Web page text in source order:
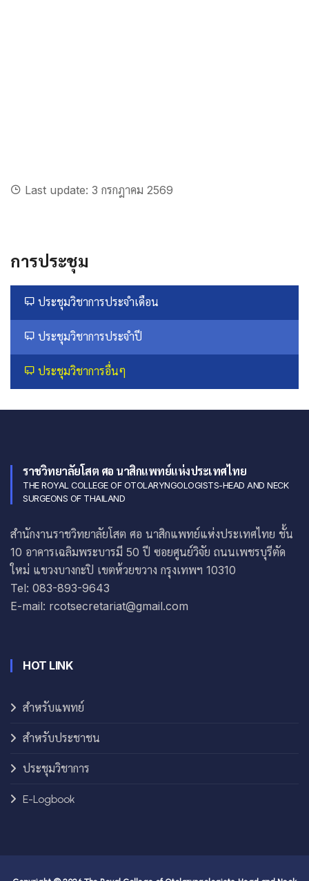
การประชุม
ประชุมวิชาการประจำเดือน
ประชุมวิชาการประจำปี
ประชุมวิชาการอื่นๆ
Last update: 3 กรกฎาคม 2569
ราชวิทยาลัยโสต ศอ นาสิกแพทย์แห่งประเทศไทย
THE ROYAL COLLEGE OF OTOLARYNGOLOGISTS-HEAD AND NECK
SURGEONS OF THAILAND
สำนักงานราชวิทยาลัยโสต ศอ นาสิกแพทย์แห่งประเทศไทย ชั้น
10 อาคารเฉลิมพระบารมี 50 ปี ซอยศูนย์วิจัย ถนนเพชรบุรีตัด
ใหม่ แขวงบางกะปิ เขตห้วยขวาง กรุงเทพฯ 10310
Tel: 083-893-9643
E-mail: rcotsecretariat@gmail.com
HOT LINK
สำหรับแพทย์
สำหรับประชาชน
ประชุมวิชาการ
E-Logbook